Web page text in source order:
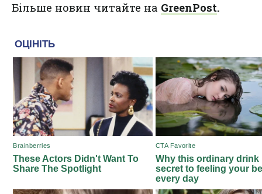
Більше новин читайте на GreenPost.